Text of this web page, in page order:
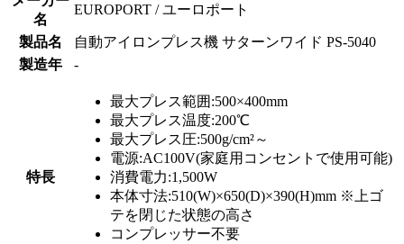
名
EUROPORT / ユーロポート
製品名
自動アイロンプレス機 サターンワイド PS-5040
製造年
‐
特長
最大プレス範囲:500×400mm
最大プレス温度:200℃
最大プレス圧:500g/cm²～
電源:AC100V(家庭用コンセントで使用可能)
消費電力:1,500W
本体寸法:510(W)×650(D)×390(H)mm ※上ゴ
テを閉じた状態の高さ
コンプレッサー不要